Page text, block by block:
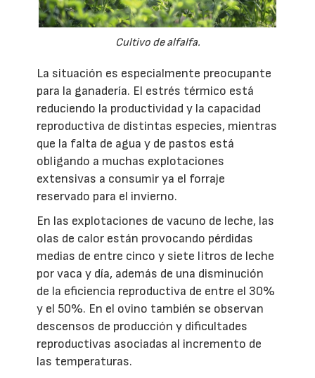
Cultivo de alfalfa.
La situación es especialmente preocupante
para la ganadería. El estrés térmico está
reduciendo la productividad y la capacidad
reproductiva de distintas especies, mientras
que la falta de agua y de pastos está
obligando a muchas explotaciones
extensivas a consumir ya el forraje
reservado para el invierno.
En las explotaciones de vacuno de leche, las
olas de calor están provocando pérdidas
medias de entre cinco y siete litros de leche
por vaca y día, además de una disminución
de la eficiencia reproductiva de entre el 30%
y el 50%. En el ovino también se observan
descensos de producción y dificultades
reproductivas asociadas al incremento de
las temperaturas.